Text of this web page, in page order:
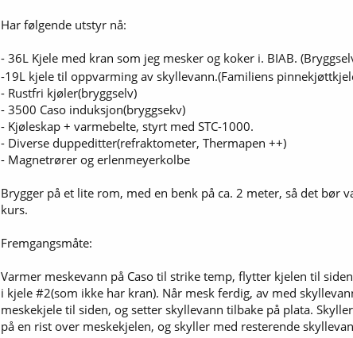
Har følgende utstyr nå:
- 36L Kjele med kran som jeg mesker og koker i. BIAB.
-19L kjele til oppvarming av skyllevann.(Familiens
- Rustfri kjøler(bryggselv)
- 3500 Caso induksjon(bryggsekv)
- Kjøleskap + varmebelte, styrt med STC-1000.
- Diverse duppeditter(refraktometer, Thermapen ++)
- Magnetrører og erlenmeyerkolbe
Brygger på et lite rom, med en benk på ca. 2 meter, så det
kurs.
Fremgangsmåte:
Varmer meskevann på Caso til strike temp, flytter kjelen til
i kjele #2(som ikke har kran). Når mesk ferdig, av med
meskekjele til siden, og setter skyllevann tilbake på plata.
på en rist over meskekjelen, og skyller med resterende